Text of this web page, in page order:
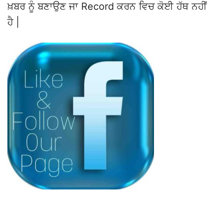
ਖ਼ਬਰ ਨੂੰ ਬਣਾਉਣ ਜਾ Record ਕਰਨ ਵਿਚ ਕੋਈ ਹੱਥ ਨਹੀਂ
ਹੈ |